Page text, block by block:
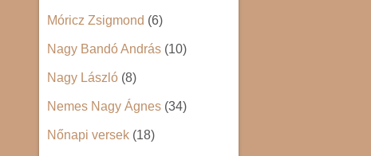
Móricz Zsigmond (6)
Nagy Bandó András (10)
Nagy László (8)
Nemes Nagy Ágnes (34)
Nőnapi versek (18)